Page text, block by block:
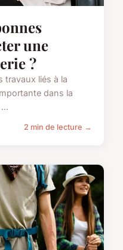
une
?
travaux liés à la
dans la
2 min de lecture →